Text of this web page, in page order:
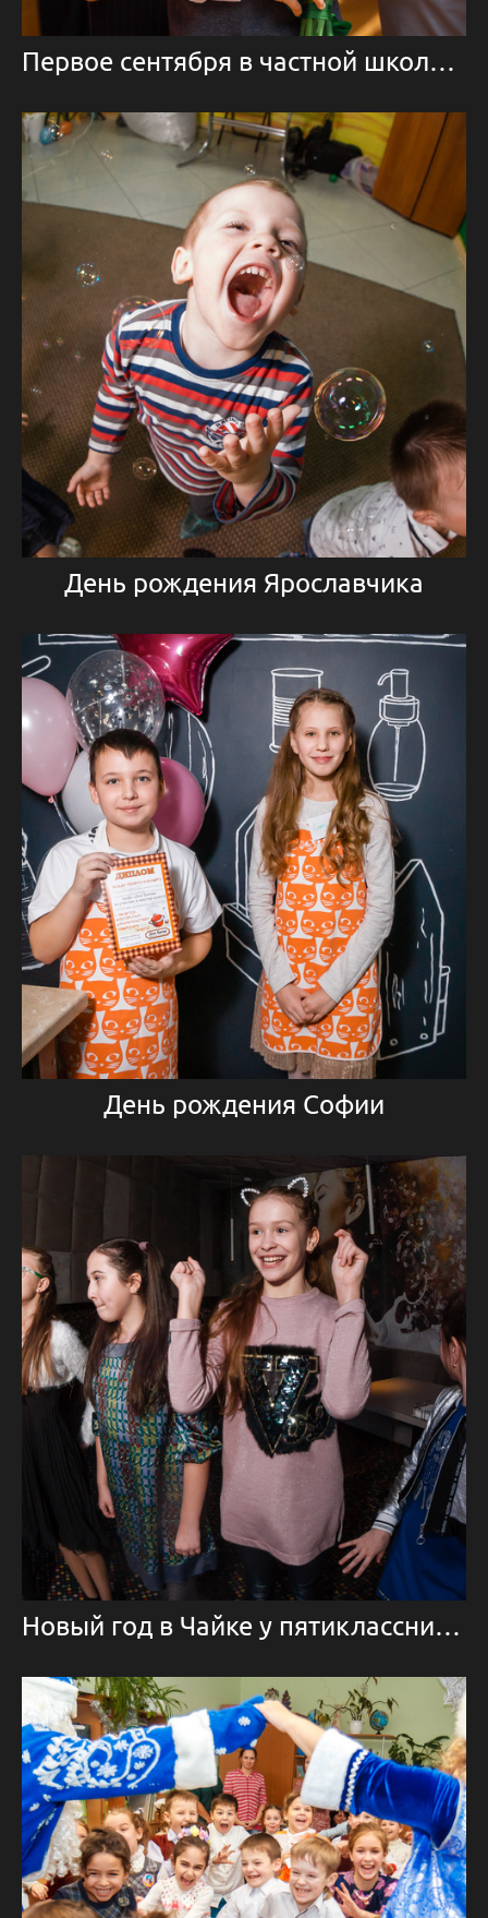
Первое сентября в частной школе Clever One
День рождения Ярославчика
День рождения Софии
Новый год в Чайке у пятиклассников